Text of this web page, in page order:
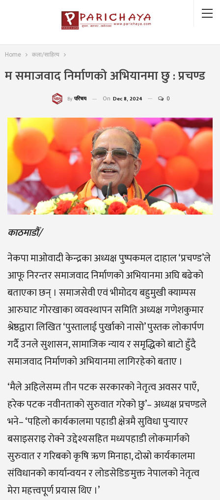
Home कला/साहित्य
म समाजवाद निर्माणको अभियानमा छु : प्रचण्ड
By परिचय On Dec 8, 2024 0
काठमाडौँ/
नेकपा माओवादी केन्द्रका अध्यक्ष पुष्पकमल दाहाल ‘प्रचण्ड’ले
आफू निरन्तर समाजवाद निर्माणको अभियानमा अघि बढेको
बताएका छन् । समाजसेवी एवं भीमोदय बहुमुखी क्याम्पस
आरुघाट गोरखाका व्यवस्थापन समिति अध्यक्ष गणेशकुमार
श्रेष्ठद्वारा लिखित ‘पुस्तालाई पुर्खाको नासो’ पुस्तक लोकार्पण
गर्दै उनले सुशासन, सामाजिक न्याय र समृद्धिको बाटो हुँदै
समाजवाद निर्माणको अभियानमा लागिरहेको बताए ।
‘मैले अहिलेसम्म तीन पटक सरकारको नेतृत्व अवसर पाएँ,
हरेक पटक नवीनताको सुरुवात गरेको छु’– अध्यक्ष प्रचण्डले
भने– ‘पहिलो कार्यकालमा पहाडी क्षेत्रमै सुविधा पुर्‍याएर
बसाइसराइ रोक्ने उद्देश्यसहित मध्यपहाडी लोकमार्गको
सुरुवात र गरिबको कृषि ऋण मिनाहा, दोस्रो कार्यकालमा
संविधानको कार्यान्वयन र लोडसेडिङमुक्त नेपालको नेतृत्व
मेरा महत्त्वपूर्ण प्रयास थिए ।’